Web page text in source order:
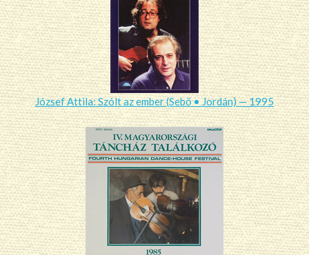
József Attila: Szólt az ember (Sebő • Jordán) — 1995